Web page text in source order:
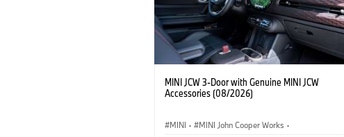
MINI JCW 3-Door with Genuine MINI JCW
Accessories (08/2026)
MINI · MINI John Cooper Works ·